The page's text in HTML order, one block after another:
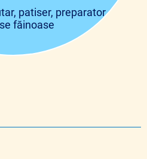
patiser, preparator
făinoase